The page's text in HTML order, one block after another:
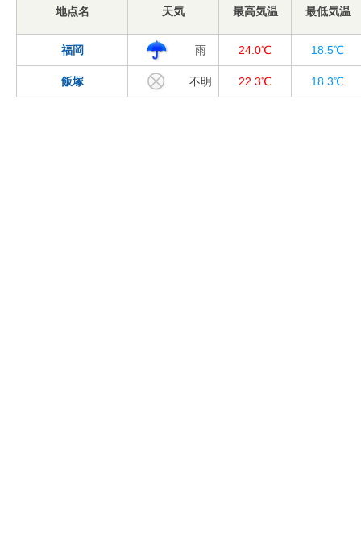
地点名 天気 最高気温 最低気温
福岡 雨 24.0℃ 18.5℃
飯塚 不明 22.3℃ 18.3℃